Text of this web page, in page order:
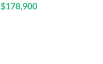
$178,900